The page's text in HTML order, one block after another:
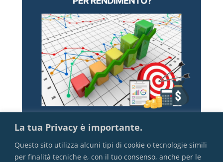
La tua Privacy è importante.
Questo sito utilizza alcuni tipi di cookie o tecnologie simili
per finalità tecniche e, con il tuo consenso, anche per le